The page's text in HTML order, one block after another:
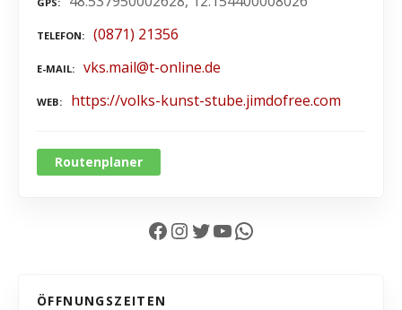
TELEFON (0871) 21356
E-MAIL vks.mail@t-online.de
WEB https://volks-kunst-stube.jimdofree.com
Routenplaner
Facebook InstagramTwitter YouTube WhatsApp
ÖFFNUNGSZEITEN